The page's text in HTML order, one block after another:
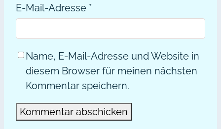
E-Mail-Adresse *
Name, E-Mail-Adresse und Website in
diesem Browser für meinen nächsten
Kommentar speichern.